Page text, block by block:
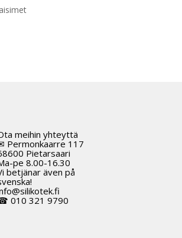
meihin yhteyttä
Permonkaarre 117
Pietarsaari
pe 8.00-16.30
betjänar även på
010 321 9790